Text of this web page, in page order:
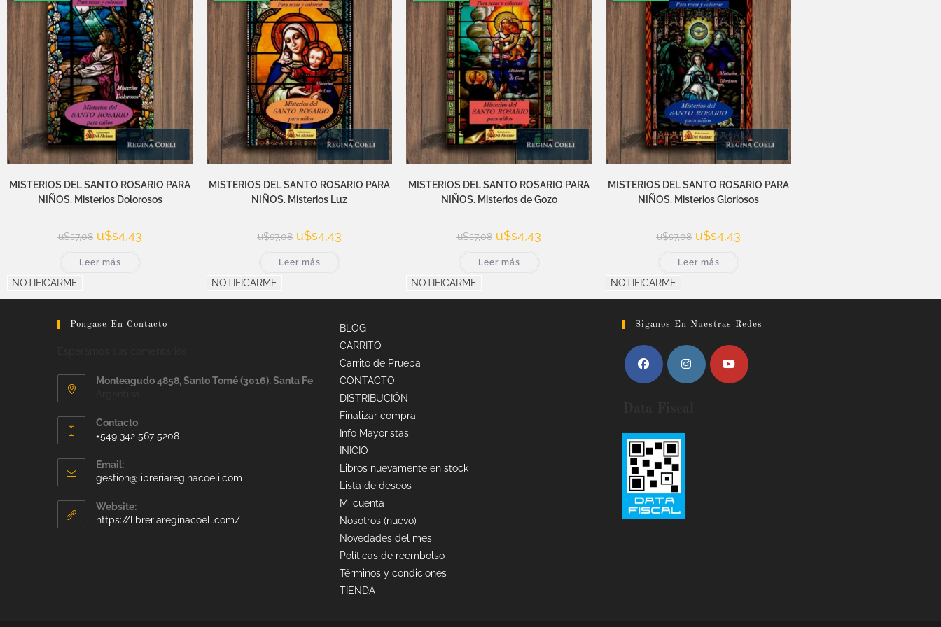
MISTERIOS DEL SANTO ROSARIO PARA
NIÑOS. Misterios Dolorosos
u$s7,08 u$s4,43
Leer más
NOTIFICARME
MISTERIOS DEL SANTO ROSARIO PARA
NIÑOS. Misterios Luz
u$s7,08 u$s4,43
Leer más
NOTIFICARME
MISTERIOS DEL SANTO ROSARIO PARA
NIÑOS. Misterios de Gozo
u$s7,08 u$s4,43
Leer más
NOTIFICARME
MISTERIOS DEL SANTO ROSARIO PARA
NIÑOS. Misterios Gloriosos
u$s7,08 u$s4,43
Leer más
NOTIFICARME
Pongase En Contacto
Monteagudo 4858, Santo Tomé (3016). Santa Fe
Contacto
+549 342 567 5208
Email:
gestion@libreriareginacoeli.com
Website:
https://libreriareginacoeli.com/
BLOG
CARRITO
Carrito de Prueba
CONTACTO
DISTRIBUCIÓN
Finalizar compra
Info Mayoristas
INICIO
Libros nuevamente en stock
Lista de deseos
Mi cuenta
Nosotros (nuevo)
Novedades del mes
Políticas de reembolso
Términos y condiciones
TIENDA
Siganos En Nuestras Redes